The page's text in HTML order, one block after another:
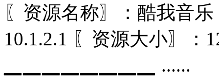
〖资源名称〗：酷我音
10.1.2.1 〖资源大小〗：
▁▁▁▁▁▁▁▁ ......